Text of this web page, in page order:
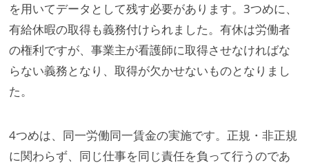
を用いてデータとして残す必要があります。3つめに、
有給休暇の取得も義務付けられました。有休は労働者
の権利ですが、事業主が看護師に取得させなければな
らない義務となり、取得が欠かせないものとなりまし
た。
4つめは、同一労働同一賃金の実施です。正規・非正規
に関わらず、同じ仕事を同じ責任を負って行うのであ